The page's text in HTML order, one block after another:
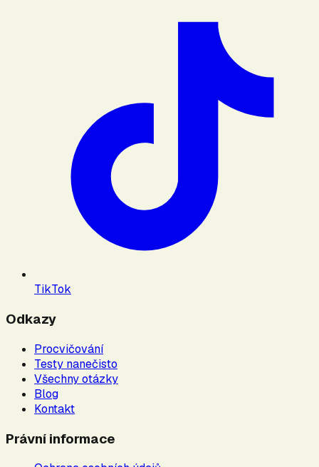
TikTok
Odkazy
Procvičování
Testy nanečisto
Všechny otázky
Blog
Kontakt
Právní informace